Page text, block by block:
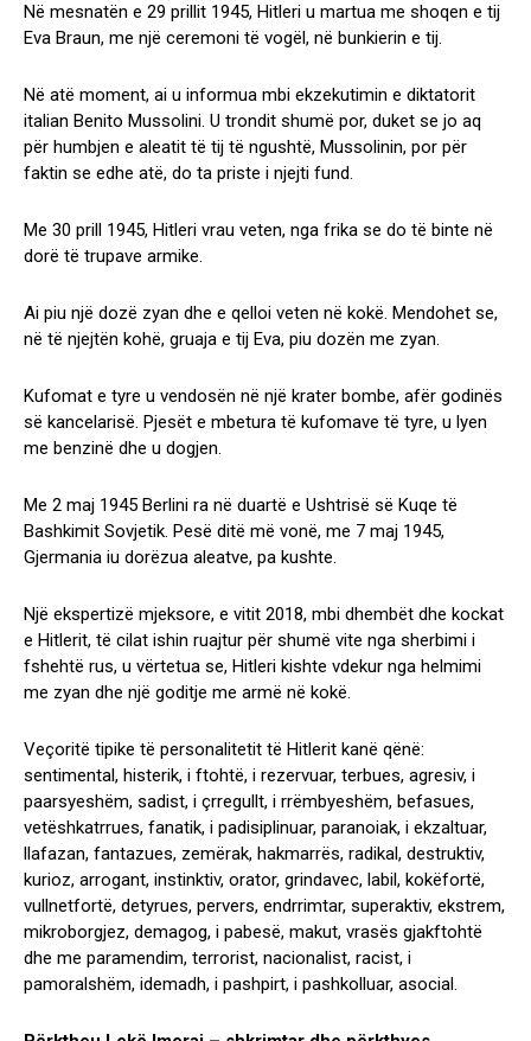
Në mesnatën e 29 prillit 1945, Hitleri u martua me shoqen e tij
Eva Braun, me një ceremoni të vogël, në bunkierin e tij.
Në atë moment, ai u informua mbi ekzekutimin e diktatorit
italian Benito Mussolini. U trondit shumë por, duket se jo aq
për humbjen e aleatit të tij të ngushtë, Mussolinin, por për
faktin se edhe atë, do ta priste i njejti fund.
Me 30 prill 1945, Hitleri vrau veten, nga frika se do të binte në
dorë të trupave armike.
Ai piu një dozë zyan dhe e qelloi veten në kokë. Mendohet se,
në të njejtën kohë, gruaja e tij Eva, piu dozën me zyan.
Kufomat e tyre u vendosën në një krater bombe, afër godinës
së kancelarisë. Pjesët e mbetura të kufomave të tyre, u lyen
me benzinë dhe u dogjen.
Me 2 maj 1945 Berlini ra në duartë e Ushtrisë së Kuqe të
Bashkimit Sovjetik. Pesë ditë më vonë, me 7 maj 1945,
Gjermania iu dorëzua aleatve, pa kushte.
Një ekspertizë mjeksore, e vitit 2018, mbi dhembët dhe kockat
e Hitlerit, të cilat ishin ruajtur për shumë vite nga sherbimi i
fshehtë rus, u vërtetua se, Hitleri kishte vdekur nga helmimi
me zyan dhe një goditje me armë në kokë.
Veçoritë tipike të personalitetit të Hitlerit kanë qënë:
sentimental, histerik, i ftohtë, i rezervuar, terbues, agresiv, i
paarsyeshëm, sadist, i çrregullt, i rrëmbyeshëm, befasues,
vetëshkatrrues, fanatik, i padisiplinuar, paranoiak, i ekzaltuar,
llafazan, fantazues, zemërak, hakmarrës, radikal, destruktiv,
kurioz, arrogant, instinktiv, orator, grindavec, labil, kokëfortë,
vullnetfortë, detyrues, pervers, endrrimtar, superaktiv, ekstrem,
mikroborgjez, demagog, i pabesë, makut, vrasës gjakftohtë
dhe me paramendim, terrorist, nacionalist, racist, i
pamoralshëm, idemadh, i pashpirt, i pashkolluar, asocial.